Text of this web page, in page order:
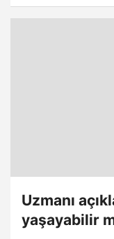
Uzmanı
yaşayabilir